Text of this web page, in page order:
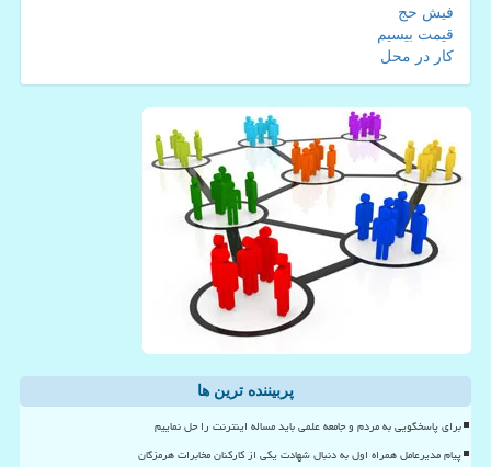
فیش حج
قیمت بیسیم
کار در محل
پربیننده ترین ها
برای پاسخگویی به مردم و جامعه علمی باید مساله اینترنت را حل نماییم
پیام مدیرعامل همراه اول به دنبال شهادت یکی از کارکنان مخابرات هرمزگان